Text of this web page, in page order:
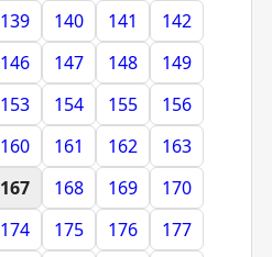
139 140 141
142
146 147 148
149
153 154 155
156
160 161 162
163
167 168 169
170
174 175 176
177